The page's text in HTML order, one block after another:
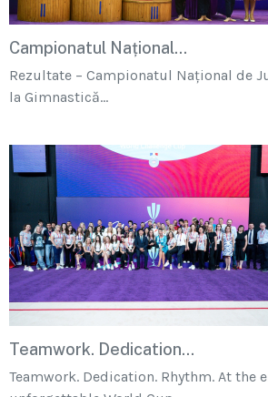
Campionatul Național...
Rezultate – Campionatul Național de
la Gimnastică...
Teamwork. Dedication...
Teamwork. Dedication. Rhythm. At the